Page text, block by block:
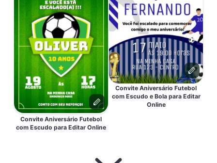
Convite Aniversário Futebol
com Escudo para Editar Online
Convite Aniversário Futebol
com Escudo e Bola para Editar
Online